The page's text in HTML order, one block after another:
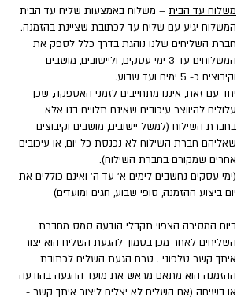
משלוח עד הבית – משלוח באמצעות שליח עד הבית
המשלוח יגיע עם שליח עד לכתובת שציינת בהזמנה.
חברת השליחים שלנו נוהגת בדרך כלל לספק את
המשלוחים עד 3 ימי עסקים, וליישובים, מושבים
וקיבוצים כ- 5 ימים ועד שבוע.
יחד עם זאת, איננו מתחייבים לזמני האספקה, שכן
עלולים להיווצר עיכובים שאינם תלויים בנו אלא
בחברת השילוח (למשל יישובים, מושבים וקיבוצים
שאליהם חברת השילוח לא נכנסת כל יום, או עיכובים
אחרים שמקורם בחברת השילוח).
(ימי עסקים נחשבים לימים א' עד ה' ואינם כוללים את
יום ביצוע ההזמנה, סופי שבוע, חגים ומועדים)
ביום המסירה הצפוי תקבלי הודעה סמס מחברת
השליחים לאחר מכן בסמוך להגעת השליח הוא יצור
איתך קשר טלפוני . טרם הגעת השליח לכתובת
ההזמנה הוא מתאם מראש את מועד ההגעה בהודעה
או בשיחה (אם השליח לא יצליח ליצור איתך קשר -